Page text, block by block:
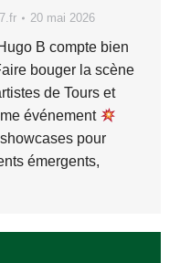
20 mai 2026
B compte bien
bouger la scène
de Tours et
événement
pour
émergents,